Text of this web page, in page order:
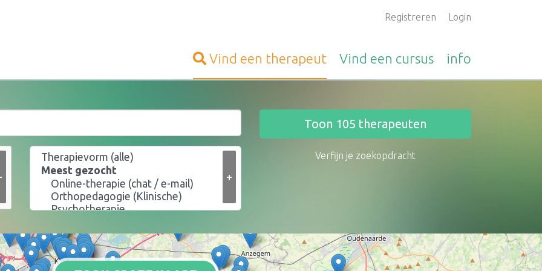
Registreren Login
Vind een therapeut Vind een cursus info
+
Toon 105 therapeuten
Verfijn je zoekopdracht